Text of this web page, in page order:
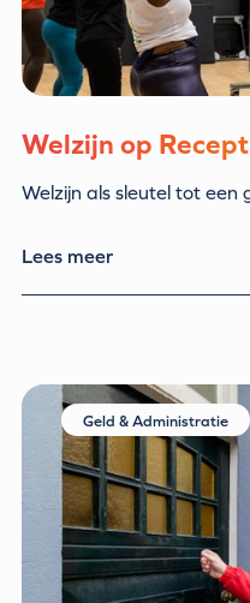
Welzijn op Recept
Welzijn als sleutel tot een
Lees meer
Geld & Administratie